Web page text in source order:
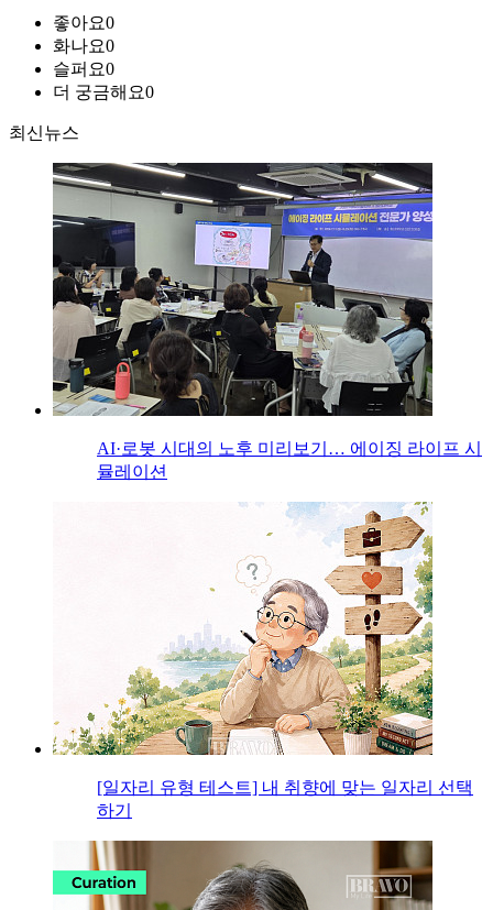
좋아요0
화나요0
슬퍼요0
더 궁금해요0
최신뉴스
AI·로봇 시대의 노후 미리보기… 에이징 라이프 시
뮬레이션
[일자리 유형 테스트] 내 취향에 맞는 일자리 선택
하기